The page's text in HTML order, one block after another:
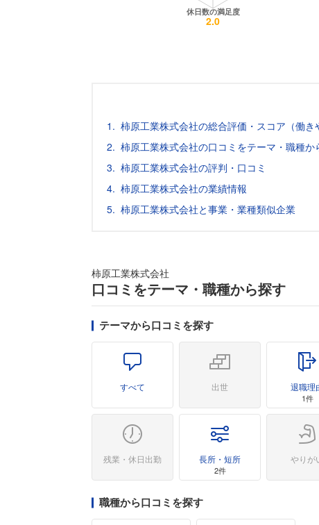
柿原工業株式会社の総合評価・スコア（働き
柿原工業株式会社の口コミをテーマ・職種か
柿原工業株式会社の評判・口コミ
柿原工業株式会社の業績情報
柿原工業株式会社と事業・業種類似企業
柿原工業株式会社
口コミをテーマ・職種から探す
テーマから口コミを探す
すべて 出世 退職理
1件
残業・休日出勤 長所・短所
2件
やりが
職種から口コミを探す